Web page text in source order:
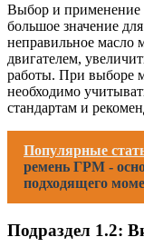
Выбор и применение
большое значение
неправильное масло
двигателем,
работы. При выборе
необходимо
стандартам и
Популярные
ремень ГРМ -
подходящего
Подраздел 1.2: